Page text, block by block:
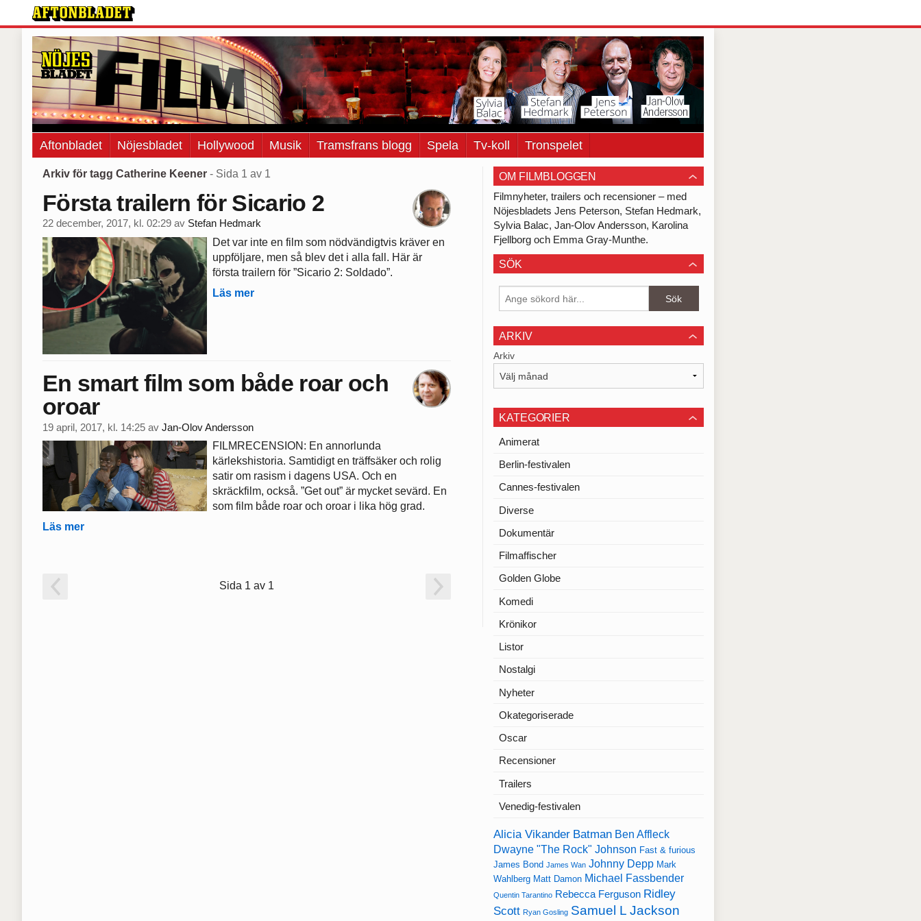
Aftonbladet Nöjesbladet Hollywood Musik Tramsfrans blogg Spela Tv-koll Tronspelet
Arkiv för tagg Catherine Keener - Sida 1 av 1
Första trailern för Sicario 2
22 december, 2017, kl. 02:29 av Stefan Hedmark
Det var inte en film som nödvändigtvis kräver en
uppföljare, men så blev det i alla fall. Här är
första trailern för ”Sicario 2: Soldado”.
Läs mer
En smart film som både roar och
oroar
19 april, 2017, kl. 14:25 av Jan-Olov Andersson
FILMRECENSION: En annorlunda
kärlekshistoria. Samtidigt en träffsäker och rolig
satir om rasism i dagens USA. Och en
skräckfilm, också. ”Get out” är mycket sevärd. En
som film både roar och oroar i lika hög grad.
Läs mer
Sida 1 av 1
OM FILMBLOGGEN
Filmnyheter, trailers och recensioner – med
Nöjesbladets Jens Peterson, Stefan Hedmark,
Sylvia Balac, Jan-Olov Andersson, Karolina
Fjellborg och Emma Gray-Munthe.
SÖK
ARKIV
Arkiv
KATEGORIER
Animerat
Berlin-festivalen
Cannes-festivalen
Diverse
Dokumentär
Filmaffischer
Golden Globe
Komedi
Krönikor
Listor
Nostalgi
Nyheter
Okategoriserade
Oscar
Recensioner
Trailers
Venedig-festivalen
Alicia Vikander Batman Ben Affleck
Dwayne "The Rock" Johnson Fast & furious
James Bond James Wan Johnny Depp Mark
Wahlberg Matt Damon Michael Fassbender
Quentin Tarantino Rebecca Ferguson Ridley
Scott Ryan Gosling Samuel L Jackson